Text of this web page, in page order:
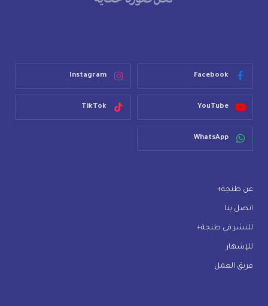
Facebook
Instagram
YouTube
TikTok
WhatsApp
عن طنجة+
اتصل بنا
للنشر في طنجة+
للإشهار
فريق العمل